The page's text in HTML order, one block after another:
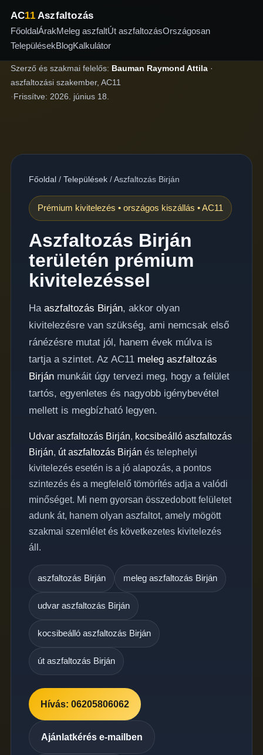
AC11Aszfaltozás
FőoldalÁrakMeleg aszfaltÚt aszfaltozásOrszágosan
TelepülésekBlogKalkulátor
Szerző és szakmai felelős: Bauman Raymond Attila·
aszfaltozási szakember, AC11
·Frissítve: 2026. június 18.
Főoldal/ Települések/Aszfaltozás Birján
Prémium kivitelezés • országos kiszállás • AC11
Aszfaltozás Birján
területén prémium
kivitelezéssel
Ha aszfaltozás Birján, akkor olyan
kivitelezésre van szükség, ami nemcsak első
ránézésre mutat jól, hanem évek múlva is
tartja a szintet. Az AC11 meleg aszfaltozás
Birjánmunkáit úgy tervezi meg, hogy a felület
tartós, egyenletes és nagyobb igénybevétel
mellett is megbízható legyen.
Udvar aszfaltozás Birján, kocsibeálló aszfaltozás
Birján, út aszfaltozás Birján és telephelyi
kivitelezés esetén is a jó alapozás, a pontos
szintezés és a megfelelő tömörítés adja a valódi
minőséget. Mi nem gyorsan összedobott felületet
adunk át, hanem olyan aszfaltot, amely mögött
szakmai szemlélet és következetes kivitelezés
áll.
aszfaltozás Birján meleg aszfaltozás Birján
udvar aszfaltozás Birján
kocsibeálló aszfaltozás Birján
út aszfaltozás Birján
Hívás: 06205806062
Ajánlatkérés e-mailben